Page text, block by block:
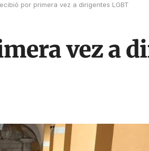
por primera vez a dirigentes LGBT
vez a